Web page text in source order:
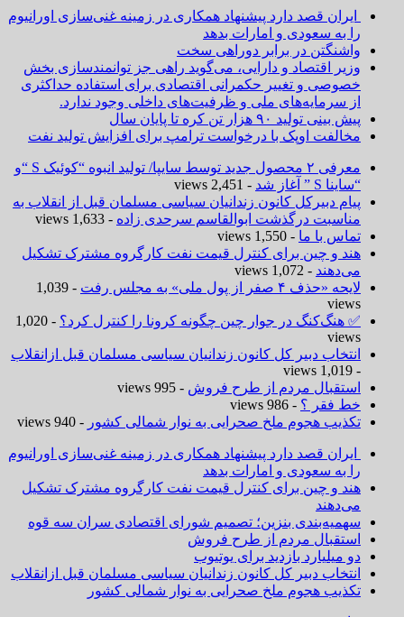
ایران قصد دارد پیشنهاد همکاری در زمینه غنی‌سازی اورانیوم
را به سعودی و امارات بدهد
واشنگتن در برابر دوراهی سخت
وزیر اقتصاد و دارایی، می‌گوید راهی جز توانمندسازی بخش
خصوصی و تغییر حکمرانی اقتصادی برای استفاده حداکثری
از سرمایه‌های ملی و ظرفیت‌های داخلی وجود ندارد.
پیش بینی تولید ۹۰ هزار تن کره تا پایان سال
مخالفت اوپک با درخواست ترامپ برای افزایش تولید نفت
معرفی ۲ محصول جدید توسط سایپا/ تولید انبوه “کوئیک S “و
“ساینا S ” آغاز شد
- 2,451 views
پیام دبیرکل کانون زندانیان سیاسی مسلمان قبل از انقلاب به
مناسبت درگذشت ابوالقاسم سرحدی زاده - 1,633 views
تماس با ما - 1,550 views
هند و چین برای کنترل قیمت نفت کارگروه مشترک تشکیل
می‌دهند - 1,072 views
لایحه «حذف ۴ صفر از پول ملی» به مجلس رفت
- 1,039
views
✅ هنگ‌کنگ در جوار چین چگونه کرونا را کنترل کرد؟
- 1,020
views
انتخاب دبیر کل کانون زندانیان سیاسی مسلمان قبل ازانقلاب
- 1,019 views
استقبال مردم از طرح فروش - 995 views
خط فقر ؟ - 986 views
تکذیب هجوم ملخ صحرایی به نوار شمالی کشور - 940 views
ایران قصد دارد پیشنهاد همکاری در زمینه غنی‌سازی اورانیوم
را به سعودی و امارات بدهد
هند و چین برای کنترل قیمت نفت کارگروه مشترک تشکیل
می‌دهند
سهمیه‌بندی بنزین؛ تصمیم شورای اقتصادی سران سه قوه
استقبال مردم از طرح فروش
دو میلیارد بازدید برای یوتیوب
انتخاب دبیر کل کانون زندانیان سیاسی مسلمان قبل ازانقلاب
تکذیب هجوم ملخ صحرایی به نوار شمالی کشور